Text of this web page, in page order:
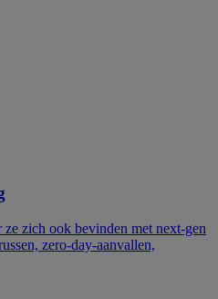
ze zich ook bevinden met next-gen
zero-day-aanvallen,